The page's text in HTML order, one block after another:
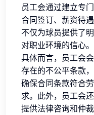
员工会通过建立专
合同签订、薪资待
不仅为球员提供了
对职业环境的信心。
具体而言，员工会
存在的不公平条款
确保合同条款符合
求。此外，员工会
提供法律咨询和仲